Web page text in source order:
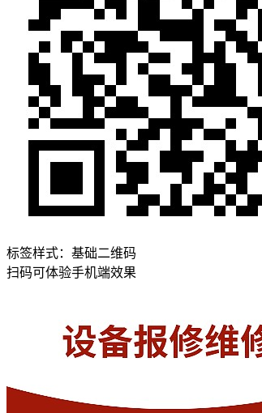
标签样式： 基础二维码
扫码可体验手机端效果